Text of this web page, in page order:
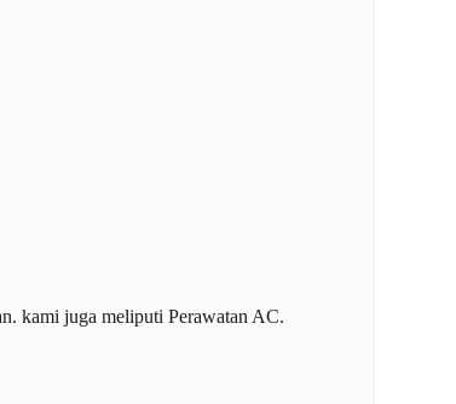
. kami juga meliputiPerawatan AC.